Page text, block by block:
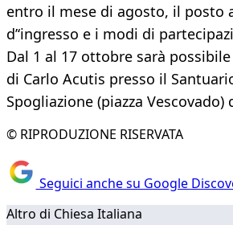
entro il mese di agosto, il posto
d’‘ingresso e i modi di
Dal 1 al 17 ottobre sarà
di Carlo Acutis presso il
Spogliazione (piazza Vescovado)
© RIPRODUZIONE RISERVATA
Seguici anche su Google
Altro di Chiesa Italiana